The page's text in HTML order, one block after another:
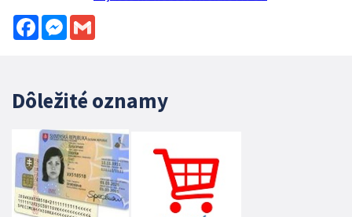
FacebookMessenger
Dôležité oznamy